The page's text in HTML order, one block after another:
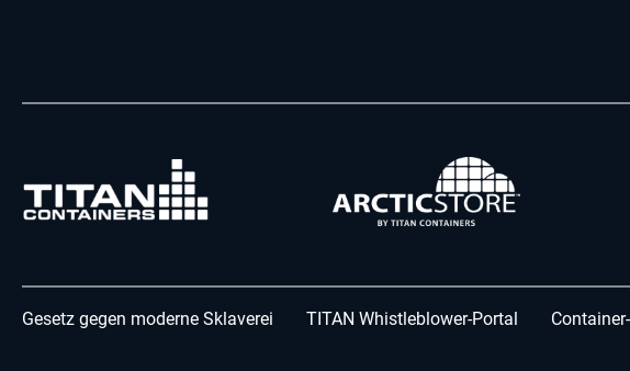
Gesetz gegen moderne Sklaverei TITAN Whistleblower-Portal